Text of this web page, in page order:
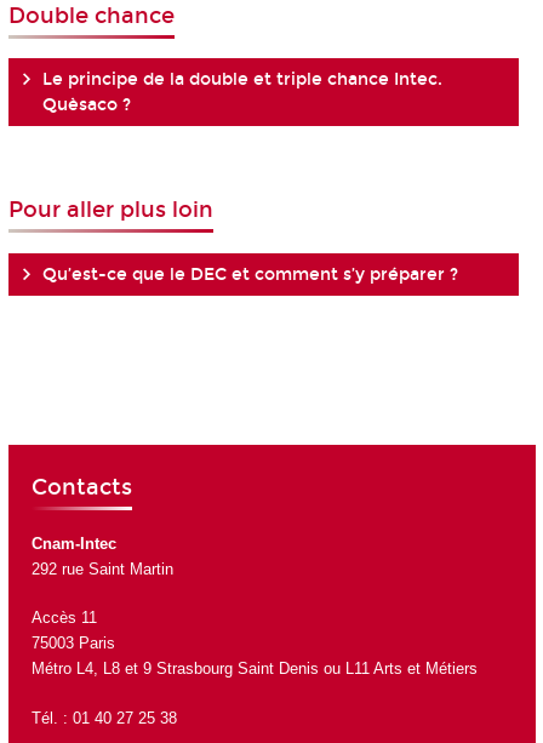
Double chance
Le principe de la double et triple chance Intec.
Quèsaco ?
Pour aller plus loin
Qu’est-ce que le DEC et comment s’y préparer ?
Contacts
Cnam-Intec
292 rue Saint Martin
Accès 11
75003 Paris
Métro L4, L8 et 9 Strasbourg Saint Denis ou L11 Arts et Métiers
Tél. : 01 40 27 25 38